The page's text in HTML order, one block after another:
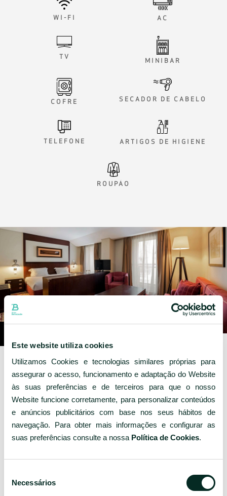
Este website utiliza cookies
Utilizamos Cookies e tecnologias similares próprias para
assegurar o acesso, funcionamento e adaptação do Website
às suas preferências e de terceiros para que o nosso
Website funcione corretamente, para personalizar conteúdos
e anúncios publicitários com base nos seus hábitos de
navegação. Para obter mais informações e configurar as
suas preferências consulte a nossa Política de Cookies.
Necessários
WI-FI AC
TV
MINIBAR
COFRE SECADOR DE CABELO
TELEFONE ARTIGOS DE HIGIENE
ROUPÃO
Outros quartos